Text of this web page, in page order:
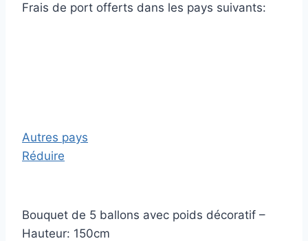
Frais de port offerts dans les pays suivants:
Autres pays
Réduire
Bouquet de 5 ballons avec poids décoratif –
Hauteur: 150cm